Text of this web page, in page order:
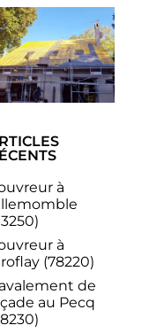
à
à
(78220)
de
au Pecq